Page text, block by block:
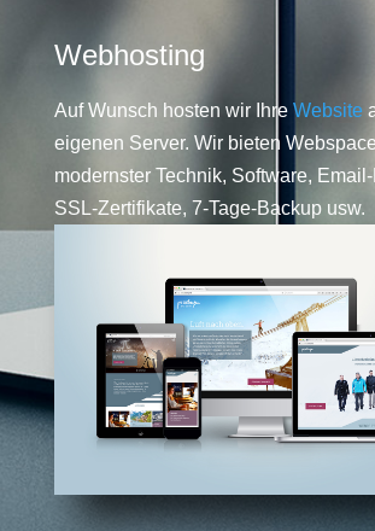
Webhosting
Auf Wunsch hosten wir Ihre Website
eigenen Server. Wir bieten
modernster Technik, Software,
SSL-Zertifikate, 7-Tage-Backup usw.